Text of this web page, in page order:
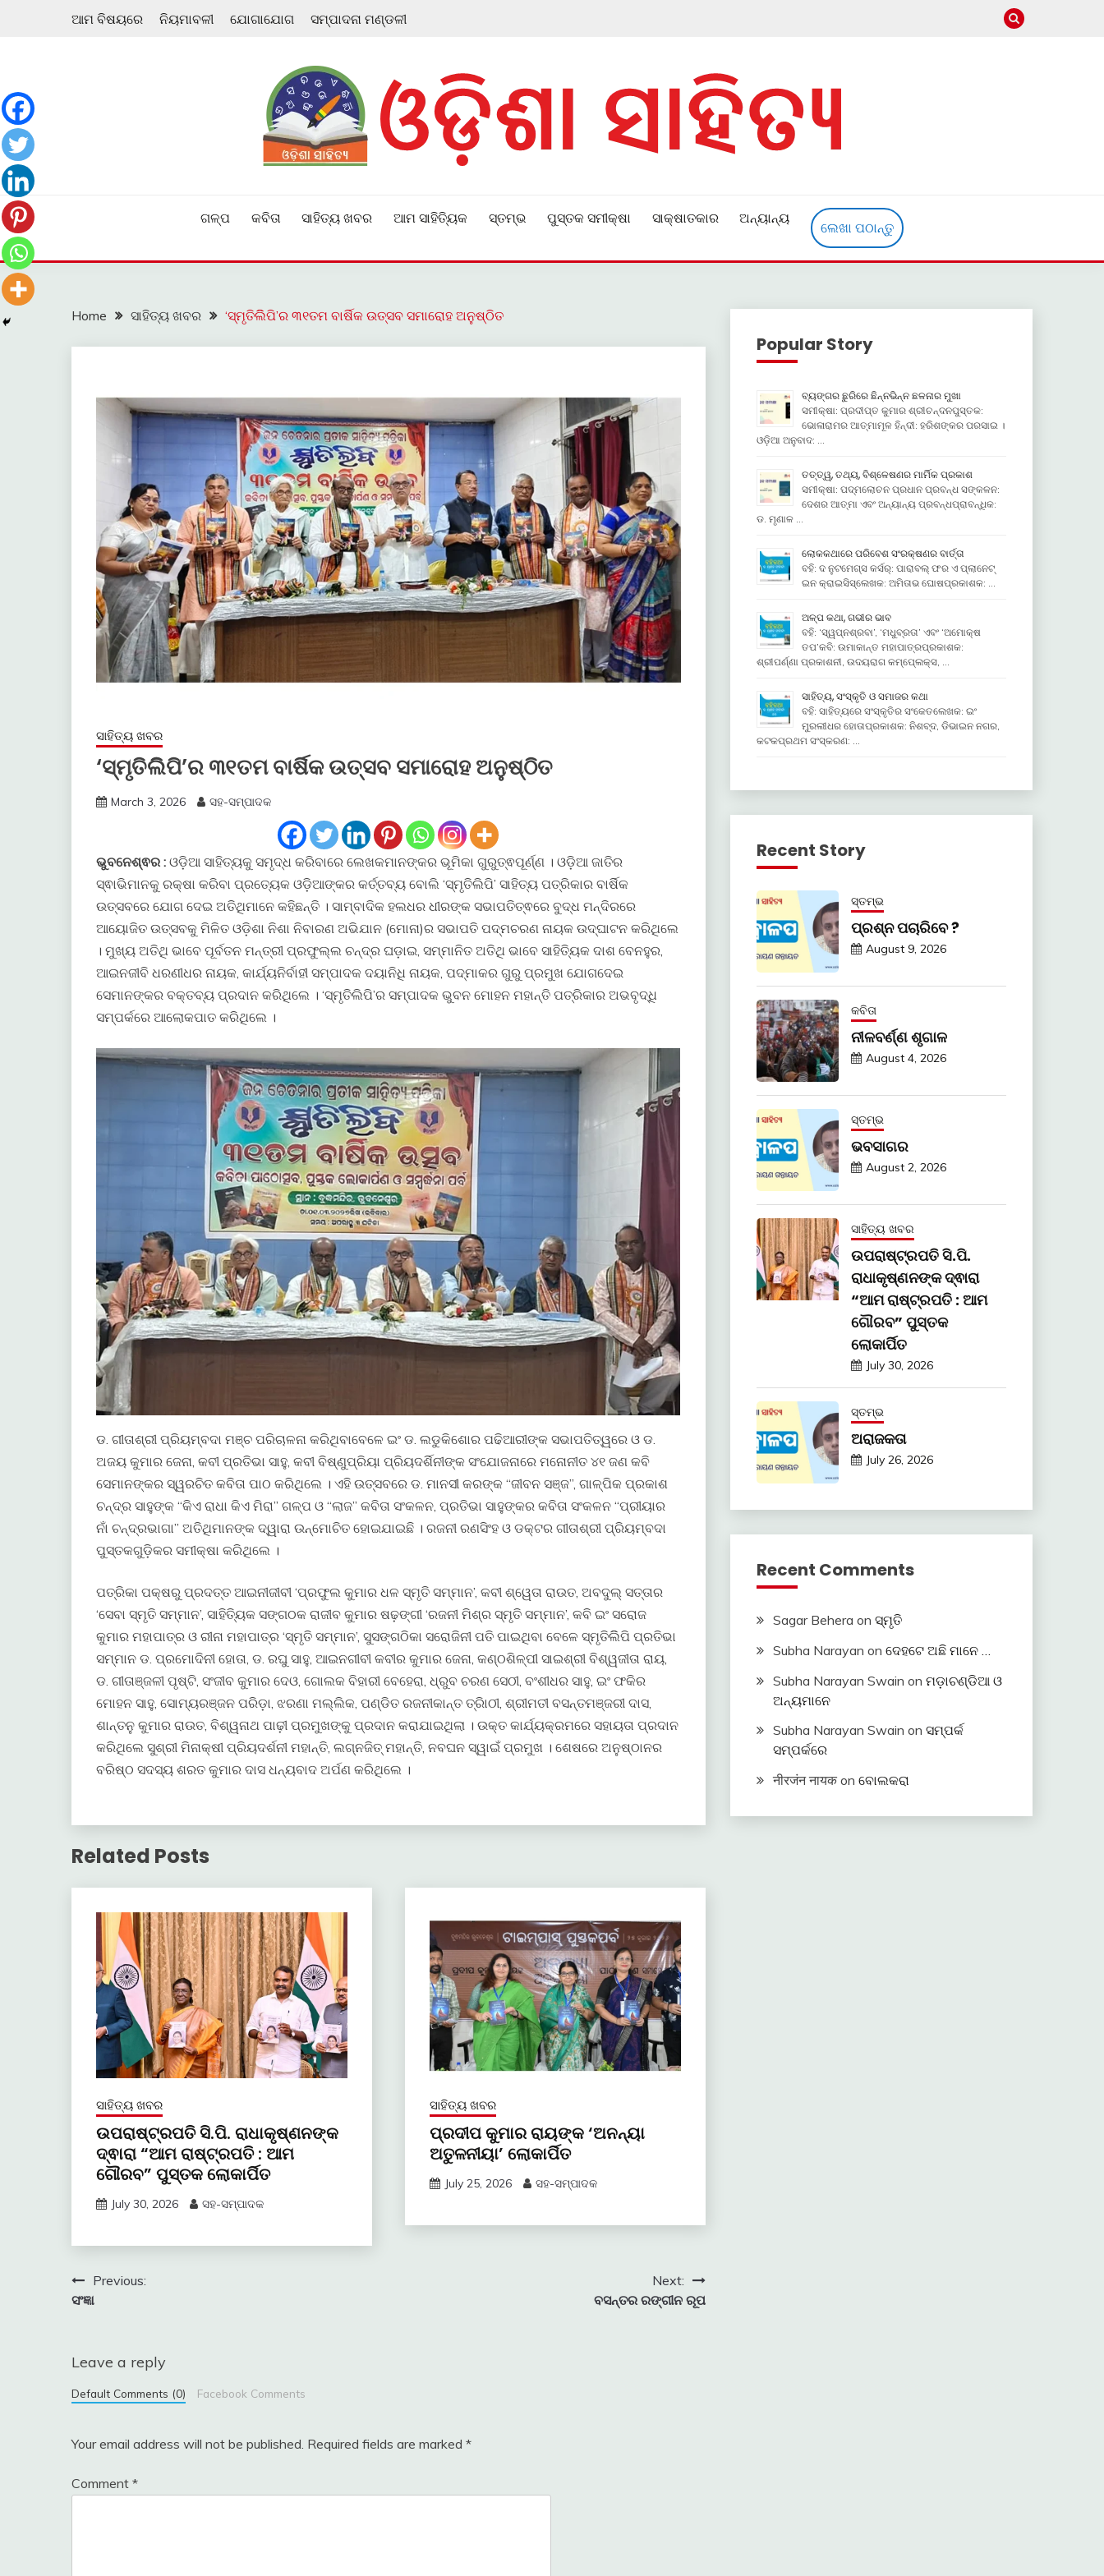
ଆମ ବିଷୟରେ ନିୟମାବଳୀ ଯୋଗାଯୋଗ ସମ୍ପାଦନା ମଣ୍ଡଳୀ
ଗଳ୍ପ କବିତା ସାହିତ୍ୟ ଖବର ଆମ ସାହିତ୍ୟିକ ସ୍ତମ୍ଭ ପୁସ୍ତକ ସମୀକ୍ଷା ସାକ୍ଷାତକାର ଅନ୍ୟାନ୍ୟ
ଲେଖା ପଠାନ୍ତୁ
Home ସାହିତ୍ୟ ଖବର ‘ସ୍ମୃତିଲିିପି’ର ୩୧ତମ ବାର୍ଷିକ ଉତ୍ସବ ସମାରୋହ ଅନୁଷ୍ଠିତ
ସାହିତ୍ୟ ଖବର
‘ସ୍ମୃତିଲିିପି’ର ୩୧ତମ ବାର୍ଷିକ ଉତ୍ସବ ସମାରୋହ ଅନୁଷ୍ଠିତ
March 3, 2026 ସହ-ସମ୍ପାଦକ
ଭୁବନେଶ୍ଵର : ଓଡ଼ିଆ ସାହିତ୍ୟକୁ ସମୃଦ୍ଧ କରିବାରେ ଲେଖକମାନଙ୍କର ଭୂମିକା ଗୁରୁତ୍ଵପୂର୍ଣ୍ଣ । ଓଡ଼ିଆ ଜାତିର
ସ୍ଵାଭିମାନକୁ ରକ୍ଷା କରିବା ପ୍ରତ୍ୟେକ ଓଡ଼ିଆଙ୍କର କର୍ତ୍ତବ୍ୟ ବୋଲି ‘ସ୍ମୃତିଲିପି’ ସାହିତ୍ୟ ପତ୍ରିକାର ବାର୍ଷିକ
ଉତ୍ସବରେ ଯୋଗ ଦେଇ ଅତିଥିମାନେ କହିଛନ୍ତି । ସାମ୍ବାଦିକ ହଲଧର ଧୀରଙ୍କ ସଭାପତିତ୍ଵରେ ବୁଦ୍ଧ ମନ୍ଦିରରେ
ଆୟୋଜିତ ଉତ୍ସବକୁ ମିଳିତ ଓଡ଼ିଶା ନିଶା ନିବାରଣ ଅଭିଯାନ (ମୋନା)ର ସଭାପତି ପଦ୍ମଚରଣ ନାୟକ ଉଦ୍ଘାଟନ କରିଥିଲେ
। ମୁଖ୍ୟ ଅତିଥି ଭାବେ ପୂର୍ବତନ ମନ୍ତ୍ରୀ ପ୍ରଫୁଲ୍ଲ ଚନ୍ଦ୍ର ଘଡ଼ାଇ, ସମ୍ମାନିତ ଅତିଥି ଭାବେ ସାହିତ୍ୟିକ ଦାଶ ବେନହୁର,
ଆଇନଜୀବି ଧରଣୀଧର ନାୟକ, କାର୍ଯ୍ୟନିର୍ବାହୀ ସମ୍ପାଦକ ଦୟାନିଧି ନାୟକ, ପଦ୍ମାକର ଗୁରୁ ପ୍ରମୁଖ ଯୋଗଦେଇ
ସେମାନଙ୍କର ବକ୍ତବ୍ୟ ପ୍ରଦାନ କରିଥିଲେ । ‘ସ୍ମୃତିଲିପି’ର ସମ୍ପାଦକ ଭୁବନ ମୋହନ ମହାନ୍ତି ପତ୍ରିକାର ଅଭବୃଦ୍ଧି
ସମ୍ପର୍କରେ ଆଲୋକପାତ କରିଥିଲେ ।
ଡ. ଗୀତାଶ୍ରୀ ପ୍ରିୟମ୍ବଦା ମଞ୍ଚ ପରିଚାଳନା କରିଥିବାବେଳେ ଇଂ ଡ. ଲଡୁକିଶୋର ପଢିଆରୀଙ୍କ ସଭାପତିତ୍ୱରେ ଓ ଡ.
ଅଜୟ କୁମାର ଜେନା, କବୀ ପ୍ରତିଭା ସାହୁ, କବୀ ବିଷ୍ଣୁପ୍ରିୟା ପ୍ରିୟଦର୍ଶିନୀଙ୍କ ସଂଯୋଜନାରେ ମନୋନୀତ ୪୧ ଜଣ କବି
ସେମାନଙ୍କର ସ୍ୱରଚିତ କବିତା ପାଠ କରିଥିଲେ । ଏହି ଉତ୍ସବରେ ଡ. ମାନସୀ କରଙ୍କ “ଜୀବନ ସଞ୍ଜ”, ଗାଳ୍ପିକ ପ୍ରକାଶ
ଚନ୍ଦ୍ର ସାହୁଙ୍କ “କିଏ ରାଧା କିଏ ମିରା” ଗଳ୍ପ ଓ “ଲାଜ” କବିତା ସଂକଳନ, ପ୍ରତିଭା ସାହୁଙ୍କର କବିତା ସଂକଳନ “ପ୍ରୀୟାର
ନାଁ ଚନ୍ଦ୍ରଭାଗା” ଅତିଥିମାନଙ୍କ ଦ୍ୱାରା ଉନ୍ମୋଚିତ ହୋଇଯାଇଛି । ରଜନୀ ରଣସିଂହ ଓ ଡକ୍ଟର ଗୀତାଶ୍ରୀ ପ୍ରିୟମ୍ବଦା
ପୁସ୍ତକଗୁଡ଼ିକର ସମୀକ୍ଷା କରିଥିଲେ ।
ପତ୍ରିକା ପକ୍ଷରୁ ପ୍ରଦତ୍ତ ଆଇନୀଜୀବୀ ‘ପ୍ରଫୁଲ କୁମାର ଧଳ ସ୍ମୃତି ସମ୍ମାନ’, କବୀ ଶ୍ୱେତା ରାଉତ, ଅବଦୁଲ୍ ସତ୍ତାର
‘ସେବା ସ୍ମୃତି ସମ୍ମାନ’, ସାହିତ୍ୟିକ ସଙ୍ଗଠକ ରାଜୀବ କୁମାର ଷଢ଼ଙ୍ଗୀ ‘ରଜନୀ ମିଶ୍ର ସ୍ମୃତି ସମ୍ମାନ’, କବି ଇଂ ସରୋଜ
କୁମାର ମହାପାତ୍ର ଓ ରୀନା ମହାପାତ୍ର ‘ସ୍ମୃତି ସମ୍ମାନ’, ସୁସଙ୍ଗଠିକା ସରୋଜିନୀ ପତି ପାଇଥିବା ବେଳେ ସ୍ମୃତିଲିିପି ପ୍ରତିଭା
ସମ୍ମାନ ଡ. ପ୍ରମୋଦିନୀ ହୋତା, ଡ. ରଘୁ ସାହୁ, ଆଇନଗୀବୀ କବୀର କୁମାର ଜେନା, କଣ୍ଠଶିଳ୍ପୀ ସାଇଶ୍ରୀ ବିଶ୍ୱଜୀତା ରାୟ,
ଡ. ଗୀତାଞ୍ଜଳୀ ପୃଷ୍ଟି, ସଂଜୀବ କୁମାର ଦେଓ, ଗୋଲକ ବିହାରୀ ବେହେରା, ଧ୍ରୁବ ଚରଣ ସେଠୀ, ବଂଶୀଧର ସାହୁ, ଇଂ ଫକିର
ମୋହନ ସାହୁ, ସୋମ୍ୟରଞ୍ଜନ ପରିଡ଼ା, ଝରଣା ମଲ୍ଲିକ, ପଣ୍ଡିତ ରଜନୀକାନ୍ତ ତ୍ରିାଠୀ, ଶ୍ରୀମତୀ ବସନ୍ତମଞ୍ଜରୀ ଦାସ,
ଶାନ୍ତନୁ କୁମାର ରାଉତ, ବିଶ୍ୱନାଥ ପାଢ଼ୀ ପ୍ରମୁଖଙ୍କୁ ପ୍ରଦାନ କରାଯାଇଥିଲା । ଉକ୍ତ କାର୍ଯ୍ୟକ୍ରମରେ ସହାୟତା ପ୍ରଦାନ
କରିଥିଲେ ସୁଶ୍ରୀ ମିନାକ୍ଷୀ ପ୍ରିୟଦର୍ଶନୀ ମହାନ୍ତି, ଲଗ୍ନଜିତ୍ ମହାନ୍ତି, ନବଘନ ସ୍ୱାଇଁ ପ୍ରମୁଖ । ଶେଷରେ ଅନୁଷ୍ଠାନର
ବରିଷ୍ଠ ସଦସ୍ୟ ଶରତ କୁମାର ଦାସ ଧନ୍ୟବାଦ ଅର୍ପଣ କରିଥିଲେ ।
Related Posts
ସାହିତ୍ୟ ଖବର
ଉପରାଷ୍ଟ୍ରପତି ସି.ପି. ରାଧାକୃଷ୍ଣନଙ୍କ
ଦ୍ଵାରା “ଆମ ରାଷ୍ଟ୍ରପତି : ଆମ
ଗୌରବ” ପୁସ୍ତକ ଲୋକାର୍ପିତ
July 30, 2026 ସହ-ସମ୍ପାଦକ
ସାହିତ୍ୟ ଖବର
ପ୍ରଦୀପ କୁମାର ରାୟଙ୍କ ‘ଅନନ୍ୟା
ଅତୁଳନୀୟା’ ଲୋକାର୍ପିତ
July 25, 2026 ସହ-ସମ୍ପାଦକ
Post
navigation
Previous:
ସଂଜ୍ଞା
Next:
ବସନ୍ତର ରଙ୍ଗୀନ ରୂପ
Leave a reply
Default Comments (0) Facebook Comments
Your email address will not be published. Required fields are marked *
Comment *
Popular Story
ବ୍ୟଙ୍ଗର ଛୁରିରେ ଛିନ୍ନଭିନ୍ନ ଛଳନାର ମୁଖା
ସମୀକ୍ଷା: ପ୍ରଦୀପ୍ତ କୁମାର ଶ୍ରୀଚନ୍ଦନପୁସ୍ତକ:
ଭୋଳାରାମର ଆତ୍ମାମୂଳ ହିନ୍ଦୀ: ହରିଶଙ୍କର ପରସାଇ ।
ଓଡ଼ିଆ ଅନୁବାଦ: …
ତତ୍ତ୍ୱ, ତଥ୍ୟ, ବିଶ୍ଳେଷଣର ମାର୍ମିକ ପ୍ରକାଶ
ସମୀକ୍ଷା: ପଦ୍ମଲୋଚନ ପ୍ରଧାନ ପ୍ରବନ୍ଧ ସଙ୍କଳନ:
ଦେଶର ଆତ୍ମା ଏବଂ ଅନ୍ୟାନ୍ୟ ପ୍ରବନ୍ଧପ୍ରାବନ୍ଧିକ:
ଡ. ମୃଣାଳ …
ଲୋକକଥାରେ ପରିବେଶ ସଂରକ୍ଷଣର ବାର୍ତ୍ତା
ବହି: ଦ ନୁଟମେଗ୍ସ କର୍ସର୍: ପାରାବଲ୍ ଫର ଏ ପ୍ଲାନେଟ୍
ଇନ କ୍ରାଇସିସ୍ଲେଖକ: ଅମିତାଭ ଘୋଷପ୍ରକାଶକ: …
ଅଳ୍ପ କଥା, ଗଭୀର ଭାବ
ବହି: ‘ସ୍ୱପ୍ନଶ୍ରବା’, ‘ମଧୁବ୍ରତା’ ଏବଂ ‘ଅମୋକ୍ଷ
ତପ’କବି: ଉମାକାନ୍ତ ମହାପାତ୍ରପ୍ରକାଶକ:
ଶ୍ରୀପର୍ଣ୍ଣା ପ୍ରକାଶନୀ, ଉଦୟରାଗ କମ୍ପେ୍ଲକ୍ସ, …
ସାହିତ୍ୟ, ସଂସ୍କୃତି ଓ ସମାଜର କଥା
ବହି: ସାହିତ୍ୟରେ ସଂସ୍କୃତିର ସଂକେତଲେଖକ: ଇଂ
ମୁରଲୀଧର ହୋତାପ୍ରକାଶକ: ନିଶବ୍ଦ, ଡିଭାଇନ ନଗର,
କଟକପ୍ରଥମ ସଂସ୍କରଣ: …
Recent Story
ସ୍ତମ୍ଭ
ପ୍ରଶ୍ନ ପଚାରିବେ ?
August 9, 2026
କବିତା
ନୀଳବର୍ଣ୍ଣ ଶୃଗାଳ
August 4, 2026
ସ୍ତମ୍ଭ
ଭବସାଗର
August 2, 2026
ସାହିତ୍ୟ ଖବର
ଉପରାଷ୍ଟ୍ରପତି ସି.ପି.
ରାଧାକୃଷ୍ଣନଙ୍କ ଦ୍ଵାରା
“ଆମ ରାଷ୍ଟ୍ରପତି : ଆମ
ଗୌରବ” ପୁସ୍ତକ
ଲୋକାର୍ପିତ
July 30, 2026
ସ୍ତମ୍ଭ
ଅରାଜକତା
July 26, 2026
Recent Comments
Sagar Behera on ସ୍ମୃତି
Subha Narayan on ଦେହଟେ ଅଛି ମାନେ …
Subha Narayan Swain on ମଡ଼ାଚଣ୍ଡିଆ ଓ
ଅନ୍ୟମାନେ
Subha Narayan Swain on ସମ୍ପର୍କ
ସମ୍ପର୍କରେ
नीरजंन नायकon ବୋଲକରା